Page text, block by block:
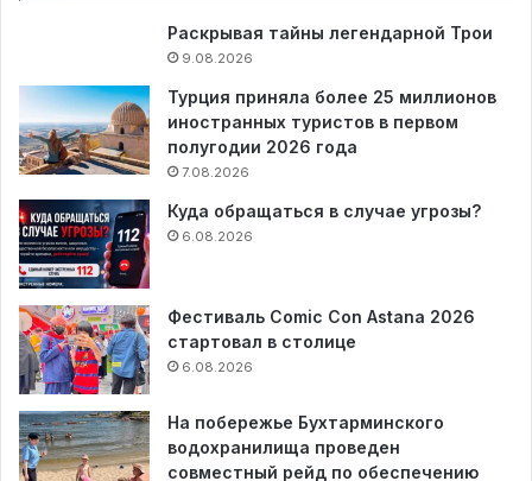
Раскрывая тайны легендарной Трои
9.08.2026
Турция приняла более 25 миллионов
иностранных туристов в первом
полугодии 2026 года
7.08.2026
Куда обращаться в случае угрозы?
6.08.2026
Фестиваль Comic Con Astana 2026
стартовал в столице
6.08.2026
На побережье Бухтарминского
водохранилища проведен
совместный рейд по обеспечению